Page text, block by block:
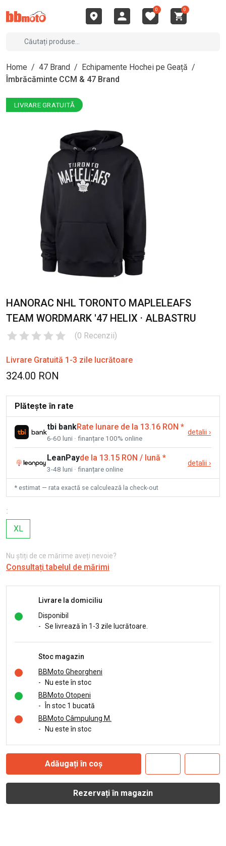
0 0
Home / 47 Brand / Echipamente Hochei pe Geață /
Îmbrăcăminte CCM & 47 Brand
LIVRARE GRATUITĂ
HANORAC NHL TORONTO MAPLELEAFS
TEAM WORDMARK '47 HELIX · ALBASTRU
(0 Recenzii)
Livrare Gratuită 1-3 zile lucrătoare
324.00 RON
Plătește în rate
tbi bankRate lunare de la 13.16 RON *
6-60 luni · finanțare 100% online
detalii ›
LeanPayde la 13.15 RON / lună *
3-48 luni · finanțare online
detalii ›
* estimat — rata exactă se calculează la check-out
:
XL
Nu știți de ce mărime aveți nevoie?
Consultați tabelul de mărimi
Livrare la domiciliu
Disponibil
- Se livrează în 1-3 zile lucrătoare.
Stoc magazin
BBMoto Gheorgheni
-
Nu este în stoc
BBMoto Otopeni
-
În stoc 1 bucată
BBMoto Câmpulung M.
-
Nu este în stoc
Adăugați în coș
Rezervați în magazin